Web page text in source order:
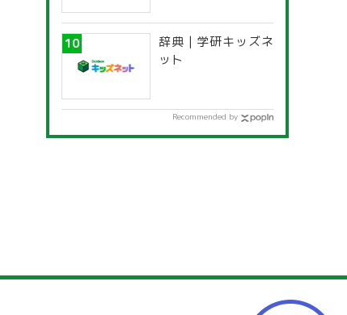
辞典 | 学研キッズネ
ット
Recommended by